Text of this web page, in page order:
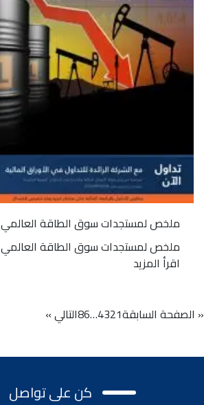
ملخص لمستجدات سوق الطاقة العالمي 3 يوليو 2024م
ملخص لمستجدات سوق الطاقة العالمي
اقرأ المزيد
« الصفحة السابقة1
2
3
4
…
86التالي »
كن على تواصل